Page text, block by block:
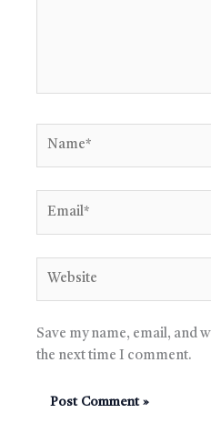
Save my name, email, and
the next time I comment.